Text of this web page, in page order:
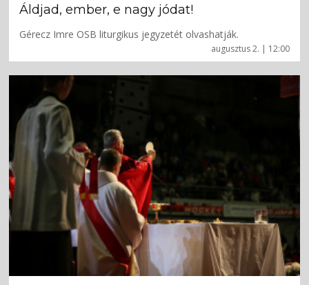
augusztus 2. | 12:00
Áldjad, ember, e nagy jódat!
Gérecz Imre OSB liturgikus jegyzetét olvashatják.